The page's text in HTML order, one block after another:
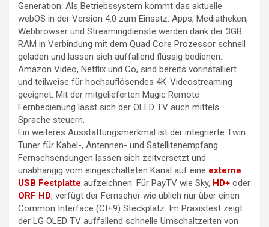
Generation. Als Betriebssystem kommt das aktuelle
webOS in der Version 4.0 zum Einsatz. Apps, Mediatheken,
Webbrowser und Streamingdienste werden dank der 3GB
RAM in Verbindung mit dem Quad Core Prozessor schnell
geladen und lassen sich auffallend flüssig bedienen.
Amazon Video, Netflix und Co, sind bereits vorinstalliert
und teilweise für hochauflösendes 4K-Videostreaming
geeignet. Mit der mitgelieferten Magic Remote
Fernbedienung lässt sich der OLED TV auch mittels
Sprache steuern.
Ein weiteres Ausstattungsmerkmal ist der integrierte Twin
Tuner für Kabel-, Antennen- und Satellitenempfang.
Fernsehsendungen lassen sich zeitversetzt und
unabhängig vom eingeschalteten Kanal auf eine externe
USB Festplatte aufzeichnen. Für PayTV wie Sky, HD+ oder
ORF HD, verfügt der Fernseher wie üblich nur über einen
Common Interface (CI+9) Steckplatz. Im Praxistest zeigt
der LG OLED TV auffallend schnelle Umschaltzeiten von